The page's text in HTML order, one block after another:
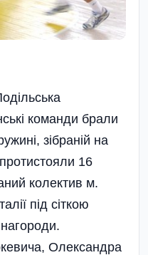
команди брали
зібраній на
16
колектив м.
під сіткою
Олександра